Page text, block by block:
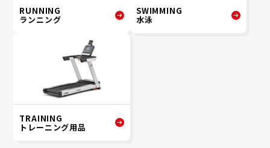
RUNNING
ランニング
SWIMMING
水泳
TRAINING
トレーニング用品